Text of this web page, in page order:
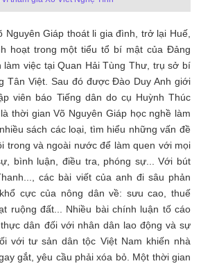
Nguyên Giáp thoát li gia đình, trở lại Huế,
hoạt trong một tiểu tổ bí mật của Đảng
làm việc tại Quan Hải Tùng Thư, trụ sở bí
Tân Việt. Sau đó được Đào Duy Anh giới
viên báo Tiếng dân do cụ Huỳnh Thúc
thời gian Võ Nguyên Giáp học nghề làm
sách các loại, tìm hiểu những vấn đề
trong và ngoài nước để làm quen với mọi
bình luận, điều tra, phóng sự... Với bút
các bài viết của anh đi sâu phản
cực của nông dân về: sưu cao, thuế
ruộng đất... Nhiều bài chính luận tố cáo
dân đối với nhân dân lao động và sự
với tư sản dân tộc Việt Nam khiến nhà
gắt, yêu cầu phải xóa bỏ. Một thời gian